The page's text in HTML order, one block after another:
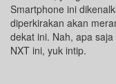
Smartphone ini
diperkirakan akan
dekat ini. Nah, apa
NXT ini, yuk intip.